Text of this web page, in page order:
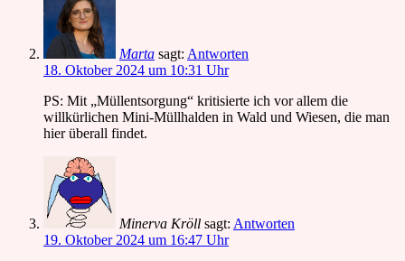
Marta sagt: Antworten
18. Oktober 2024 um 10:31 Uhr
PS: Mit „Müllentsorgung“ kritisierte ich vor allem die
willkürlichen Mini-Müllhalden in Wald und Wiesen, die man
hier überall findet.
Minerva Kröll sagt: Antworten
19. Oktober 2024 um 16:47 Uhr